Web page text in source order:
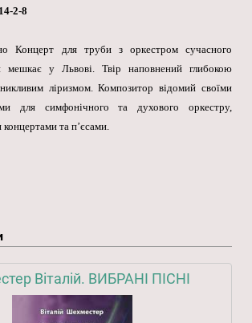
2-8
Концерт для труби з оркестром сучасного
мешкає у Львові. Твір наповнений глибокою
ліризмом. Композитор відомий своїми
для симфонічного та духового оркестру,
та п’єсами.
Віталій. ВИБРАНІ ПІСНІ